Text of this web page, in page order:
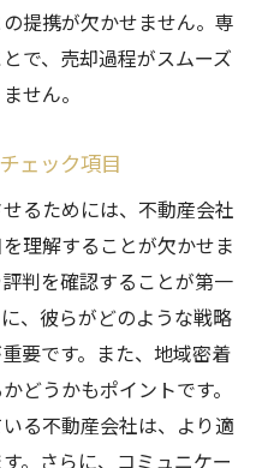
提携が欠かせません。専
で、売却過程がスムーズ
せん。
ェック項目
るためには、不動産会社
理解することが欠かせま
判を確認することが第一
、彼らがどのような戦略
要です。また、地域密着
どうかもポイントです。
る不動産会社は、より適
。さらに、コミュニケー